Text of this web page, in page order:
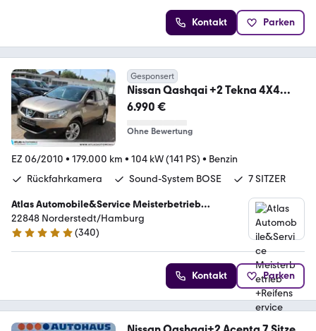
Kontakt Parken
Gesponsert
Nissan Qashqai +2 Tekna 4X4
Leder=Navi=Xenon=Panoramada
6.990 €
Ohne Bewertung
EZ 06/2010 • 179.000 km • 104 kW (141 PS) • Benzin
Rückfahrkamera
Sound-System BOSE 7 SITZER
Atlas Automobile&Service Meisterbetrieb
+Reifenservice
22848 Norderstedt/Hamburg
5 Sterne
(340)
Kontakt Parken